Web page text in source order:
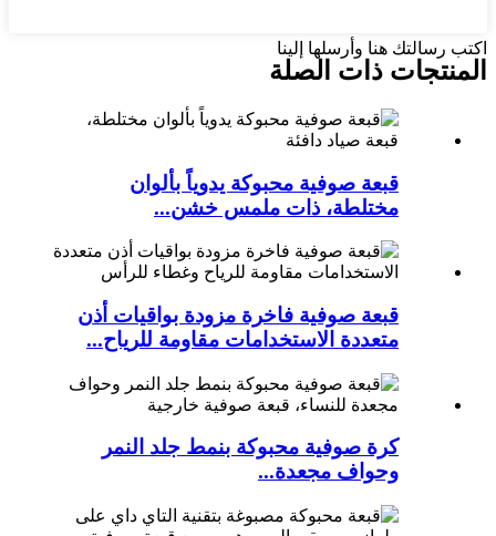
اكتب رسالتك هنا وأرسلها إلينا
المنتجات ذات الصلة
قبعة صوفية محبوكة يدوياً بألوان
مختلطة، ذات ملمس خشن...
قبعة صوفية فاخرة مزودة بواقيات أذن
متعددة الاستخدامات مقاومة للرياح...
كرة صوفية محبوكة بنمط جلد النمر
وحواف مجعدة...